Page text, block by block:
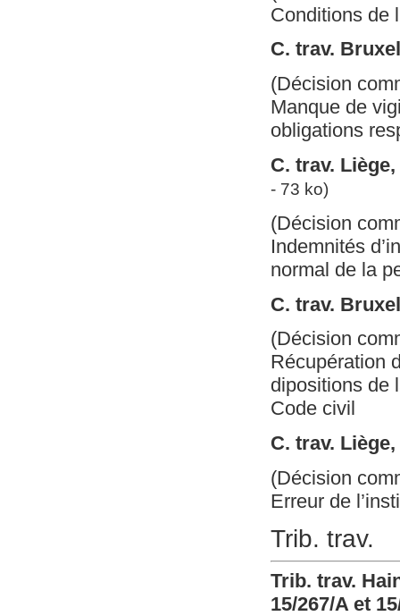
Conditions de
C. trav.
(Décision
Manque de
obligations
C. trav.
- 73 ko)
(Décision
Indemnités
normal de la
C. trav.
(Décision
Récupération
dipositions de
Code civil
C. trav.
(Décision
Erreur de
Trib. trav.
Trib. trav.
15/267/A et